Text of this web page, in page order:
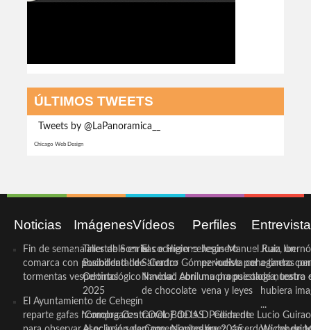
ÚLTIMOS TWEETS
Tweets by @LaPanoramica__
Chicago Web Design
Noticias
Fin de semana inestable en la
comarca con posibilidad de
tormentas vespertinas
El Ayuntamiento de Cehegín
reparte gafas homologadas
Imágenes
Taller de Sonrisas e Higiene
Bucodental de ‘Centro
Odontológico Innova’. Abril
2025
‘Compra Contrarreloj’ de la
Vídeos
El cocinero ceheginero
Salvador Gómez vuelve por
Navidad con una propuesta
de chocolate
COOL BODAS. Pedida de
Perfiles
Jesús Manuel Ruiz, un
periodista ceheginero con
mucha psicología, teatro
vena y leyes
D. Clemente Lucio Guirao
Juan
a tantas
de nuestra
hubiera
...